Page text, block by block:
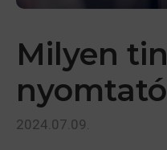
Milyen
2024.07.09.